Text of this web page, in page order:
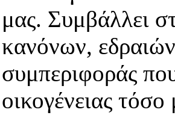
μας. Συμβάλλει
κανόνων,
συμπεριφοράς
οικογένειας